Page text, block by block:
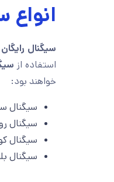
انواع
سیگنال
استفاده از
خواهند بود:
سیگنال
سیگنال
سیگنال
سیگنال